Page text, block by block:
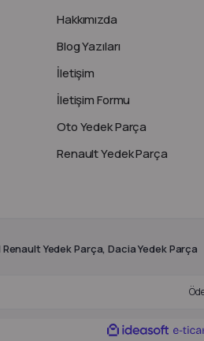
Hakkımızda
Blog Yazıları
İletişim
İletişim Formu
Oto Yedek Parça
Renault Yedek Parça
Yedek Parça, Dacia Yedek Parça
ideasoft